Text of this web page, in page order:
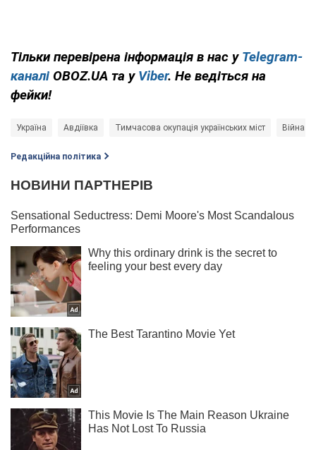
Тільки перевірена інформація в нас у Telegram-
каналі OBOZ.UA та у Viber. Не ведіться на
фейки!
Україна Авдіївка Тимчасова окупація українських міст Війна в
Редакційна політика